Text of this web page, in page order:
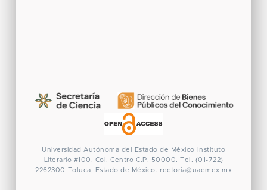
Universidad Autónoma del Estado de México
Instituto
Literario #100. Col. Centro C.P. 50000. Tel. (01-722)
2262300 Toluca, Estado de México. rectoria@uaemex.mx